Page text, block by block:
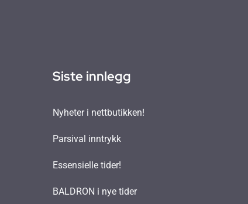
Siste innlegg
Nyheter i nettbutikken!
Parsival inntrykk
Essensielle tider!
BALDRON i nye tider